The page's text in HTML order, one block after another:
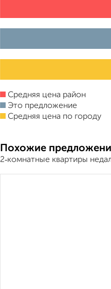
Средняя цена район
Это предложение
Средняя цена по городу
Похожие
2‑комнатные квартиры